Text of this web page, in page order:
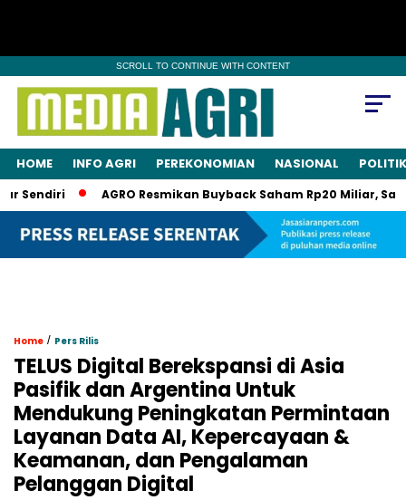
SCROLL TO CONTINUE WITH CONTENT
HOME INFO AGRI PEREKONOMIAN NASIONAL POLITIK
AGRO Resmikan Buyback Saham Rp20 Miliar, Saham
Home / Pers Rilis
TELUS Digital Berekspansi di Asia
Pasifik dan Argentina Untuk
Mendukung Peningkatan Permintaan
Layanan Data AI, Kepercayaan &
Keamanan, dan Pengalaman
Pelanggan Digital